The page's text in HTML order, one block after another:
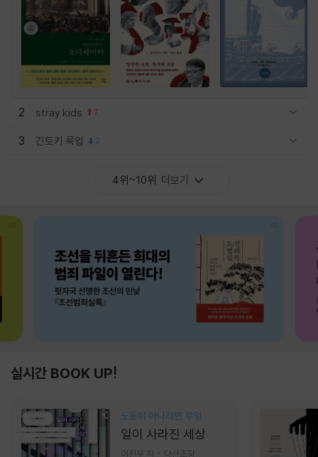
2 stray kids 7
3 긴토키 룩업 2
4위~10위 더보기
실시간 BOOK UP!
노동이 아니라면 무엇
일이 사라진 세상
이진우 저 다산초당